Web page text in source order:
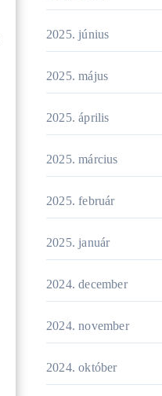
2025. június
2025. május
2025. április
2025. március
2025. február
2025. január
2024. december
2024. november
2024. október